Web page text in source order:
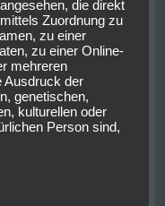
original Bilderserie
Stadt im Jahre
von ihm geleitete
aber
in die
die direkt
Zuordnung zu
zu einer
zu einer Online-
mehreren
Ausdruck der
genetischen,
kulturellen oder
Person sind,